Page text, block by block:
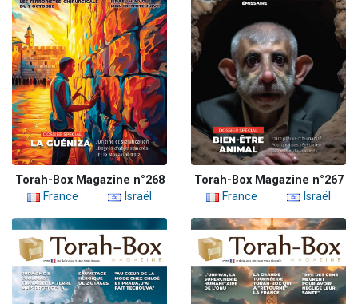
Torah-Box Magazine n°268
France
Israël
Torah-Box Magazine n°267
France
Israël